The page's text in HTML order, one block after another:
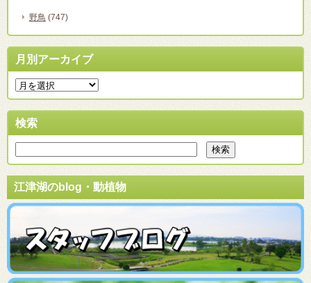
野鳥 (747)
月別アーカイブ
検索
江津湖のblog・動植物